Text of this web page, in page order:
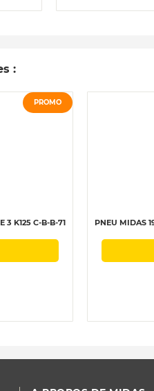
:
PROMO
3 K125 C-B-B-71 PNEU MIDAS